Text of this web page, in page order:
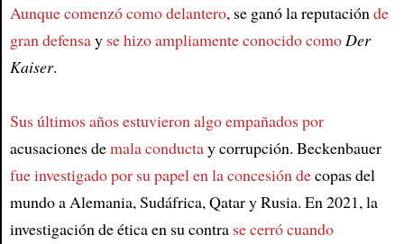
Aunque comenzó como delantero, se ganó la reputaciónde
gran defensay se hizo ampliamente conocido comoDer
Kaiser.
Sus últimos años estuvieron algo empañados por
acusaciones demala conductay corrupción. Beckenbauer
fue investigado por su papel en la concesión decopas del
mundo a Alemania, Sudáfrica, Qatar y Rusia. En 2021, la
investigación de ética en su contra se cerró cuando